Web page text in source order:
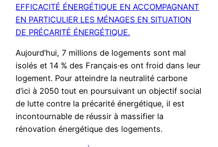
EFFICACITÉ ÉNERGÉTIQUE EN ACCOMPAGNANT
EN PARTICULIER LES MÉNAGES EN SITUATION
DE PRÉCARITÉ ÉNERGÉTIQUE.
Aujourd’hui, 7 millions de logements sont mal
isolés et 14 % des Français·es ont froid dans leur
logement. Pour atteindre la neutralité carbone
d’ici à 2050 tout en poursuivant un objectif social
de lutte contre la précarité énergétique, il est
incontournable de réussir à massifier la
rénovation énergétique des logements.